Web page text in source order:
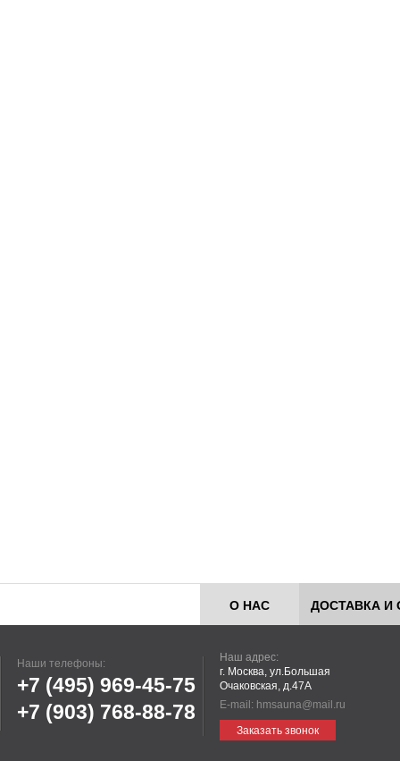
О НАС ДОСТАВКА И
Наши телефоны:
+7 (495) 969-45-75
+7 (903) 768-88-78
Наш адрес:
г. Москва, ул.Большая
Очаковская, д.47А
E-mail: hmsauna@mail.ru
Заказать звонок